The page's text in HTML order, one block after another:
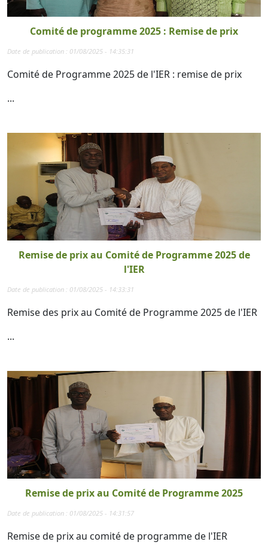
Comité de programme 2025 : Remise de prix
Date de publication : 01/08/2025 - 14:35:31
Comité de Programme 2025 de l'IER : remise de prix
...
Remise de prix au Comité de Programme 2025 de
l'IER
Date de publication : 01/08/2025 - 14:33:31
Remise des prix au Comité de Programme 2025 de l'IER
...
Remise de prix au Comité de Programme 2025
Date de publication : 01/08/2025 - 14:31:57
Remise de prix au comité de programme de l'IER